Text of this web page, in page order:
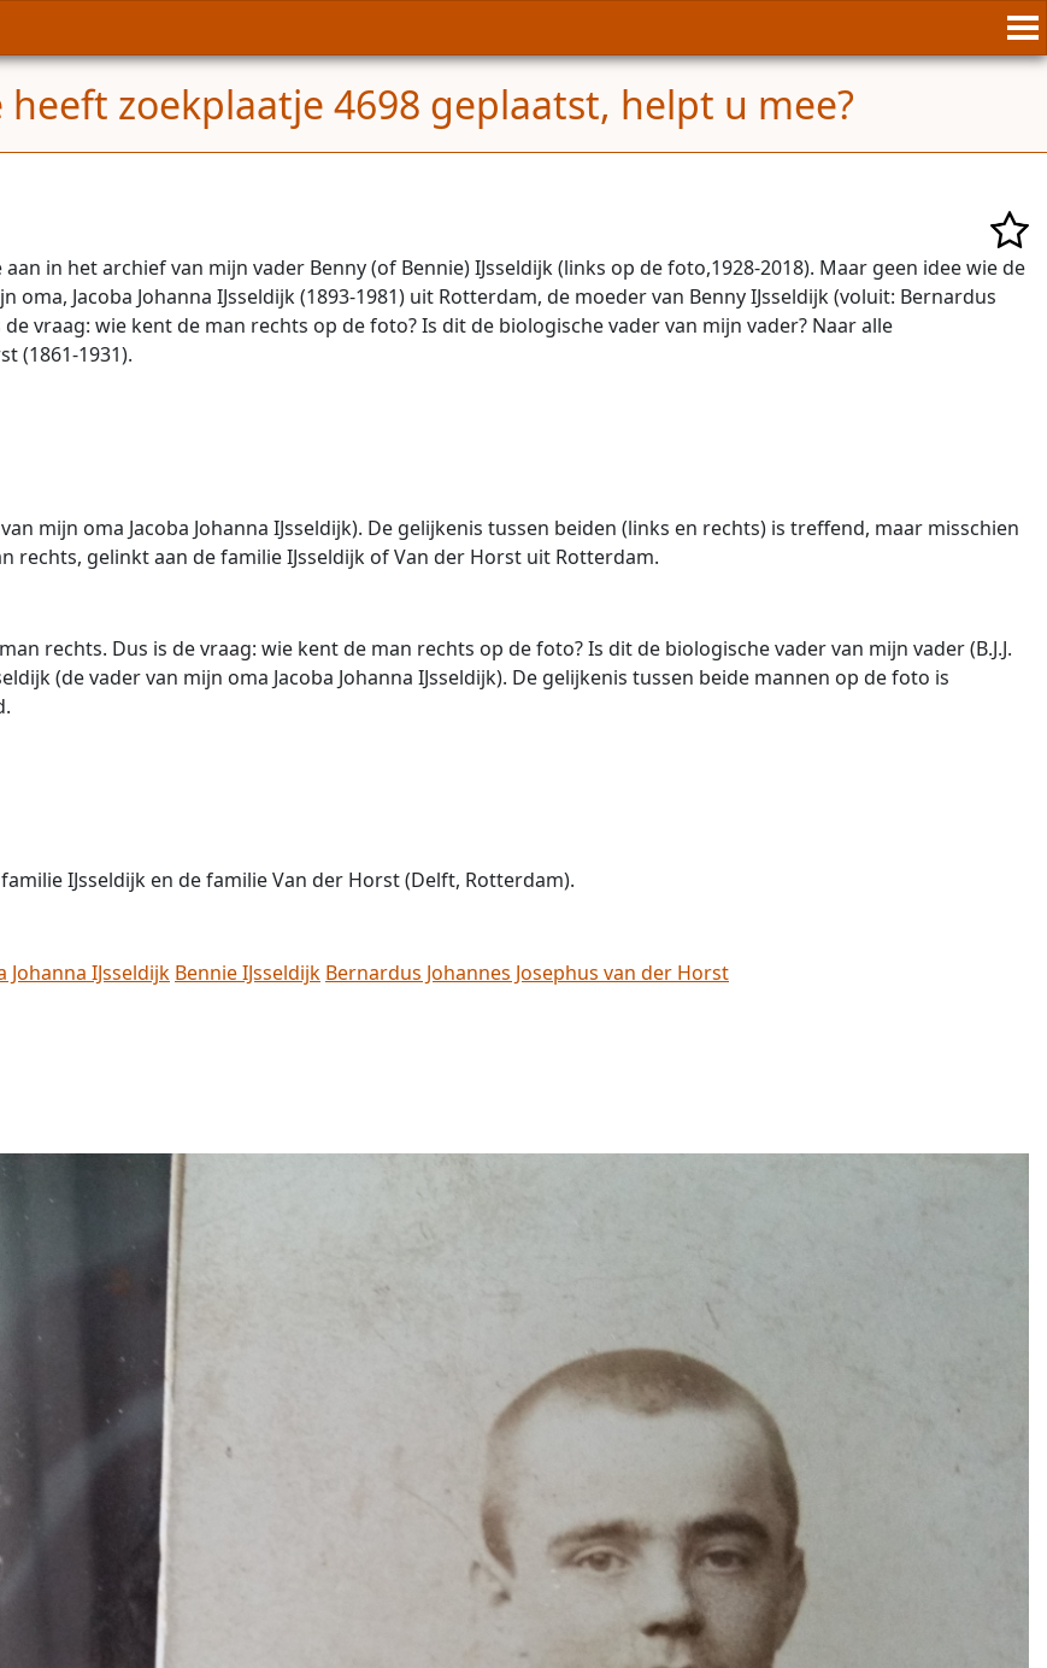
heeft zoekplaatje 4698 geplaatst, helpt u mee?
in het archief van mijn vader Benny (of Bennie) IJsseldijk (links op de foto,1928-2018). Maar geen idee wie de
Jacoba Johanna IJsseldijk (1893-1981) uit Rotterdam, de moeder van Benny IJsseldijk (voluit: Bernardus
vraag: wie kent de man rechts op de foto? Is dit de biologische vader van mijn vader? Naar alle
(1861-1931).
mijn oma Jacoba Johanna IJsseldijk). De gelijkenis tussen beiden (links en rechts) is treffend, maar misschien
rechts, gelinkt aan de familie IJsseldijk of Van der Horst uit Rotterdam.
rechts. Dus is de vraag: wie kent de man rechts op de foto? Is dit de biologische vader van mijn vader (B.J.J.
(de vader van mijn oma Jacoba Johanna IJsseldijk). De gelijkenis tussen beide mannen op de foto is
IJsseldijk en de familie Van der Horst (Delft, Rotterdam).
Johanna IJsseldijk Bennie IJsseldijk Bernardus Johannes Josephus van der Horst